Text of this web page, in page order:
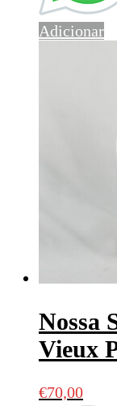
Adicionar
Nossa
Vieux
€70,00